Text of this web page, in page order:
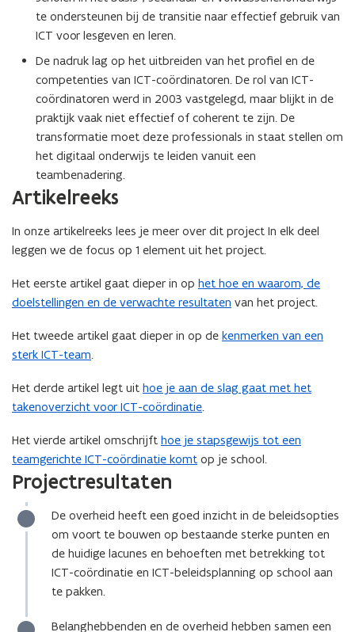
e
r
te ondersteunen bij de transitie naar effectief gebruik van
ICT voor lesgeven en leren.
De nadruk lag op het uitbreiden van het profiel en de
competenties van ICT-coördinatoren. De rol van ICT-
coördinatoren werd in 2003 vastgelegd, maar blijkt in de
praktijk vaak niet effectief of coherent te zijn. De
transformatie moet deze professionals in staat stellen om
het digitaal onderwijs te leiden vanuit een
teambenadering.
Artikelreeks
In onze artikelreeks lees je meer over dit project In elk deel
leggen we de focus op 1 element uit het project.
Het eerste artikel gaat dieper in op het hoe en waarom, de
doelstellingen en de verwachte resultaten van het project.
Het tweede artikel gaat dieper in op de kenmerken van een
sterk ICT-team
Het derde artikel legt uit hoe je aan de slag gaat met het
takenoverzicht voor ICT-coördinatie
Het vierde artikel omschrijft hoe je stapsgewijs tot een
teamgerichte ICT-coördinatie komt op je school.
Projectresultaten
De overheid heeft een goed inzicht in de beleidsopties
om voort te bouwen op bestaande sterke punten en
de huidige lacunes en behoeften met betrekking tot
ICT-coördinatie en ICT-beleidsplanning op school aan
te pakken.
Belanghebbenden en de overheid hebben samen een